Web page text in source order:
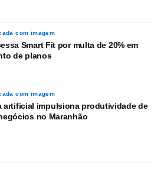
com imagem
Smart Fit por multa de 20% em
de planos
com imagem
artificial impulsiona produtividade de
no Maranhão